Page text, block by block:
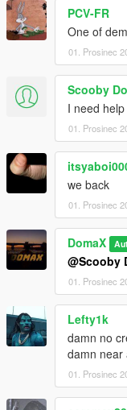
PCV-FR
One of
01. Prosinec
Scooby
I need
01. Prosinec
we back
01. Prosinec
DomaX
@Scooby
01. Prosinec
Lefty1k
damn no
damn near
01. Prosinec